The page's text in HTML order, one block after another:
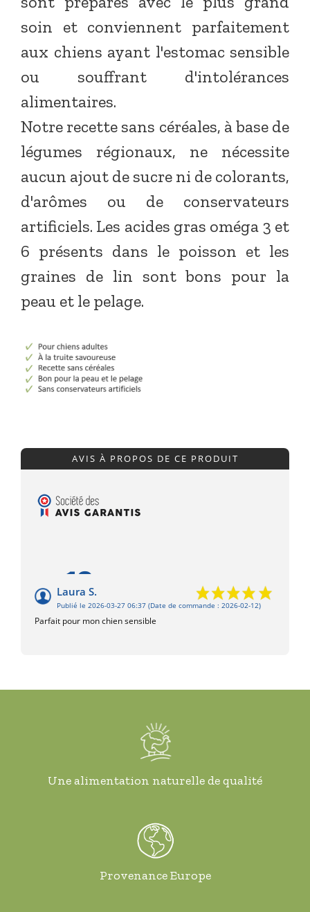
soin et conviennent parfaitement
aux chiens ayant l'estomac sensible
ou souffrant d'intolérances
alimentaires.
Notre recette sans céréales, à base de
légumes régionaux, ne nécessite
aucun ajout de sucre ni de colorants,
d'arômes ou de conservateurs
artificiels. Les acides gras oméga 3 et
6 présents dans le poisson et les
graines de lin sont bons pour la
peau et le pelage.
AVIS À PROPOS DE CE PRODUIT
10/10
Laura S.
Publié le 2026-03-27 06:37 (Date de commande : 2026-02-12)
Parfait pour mon chien sensible
Une alimentation naturelle de qualité
Provenance Europe